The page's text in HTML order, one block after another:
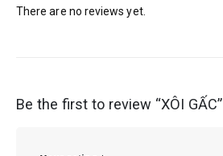
There are no reviews yet.
Be the first to review “XÔI GẤC”